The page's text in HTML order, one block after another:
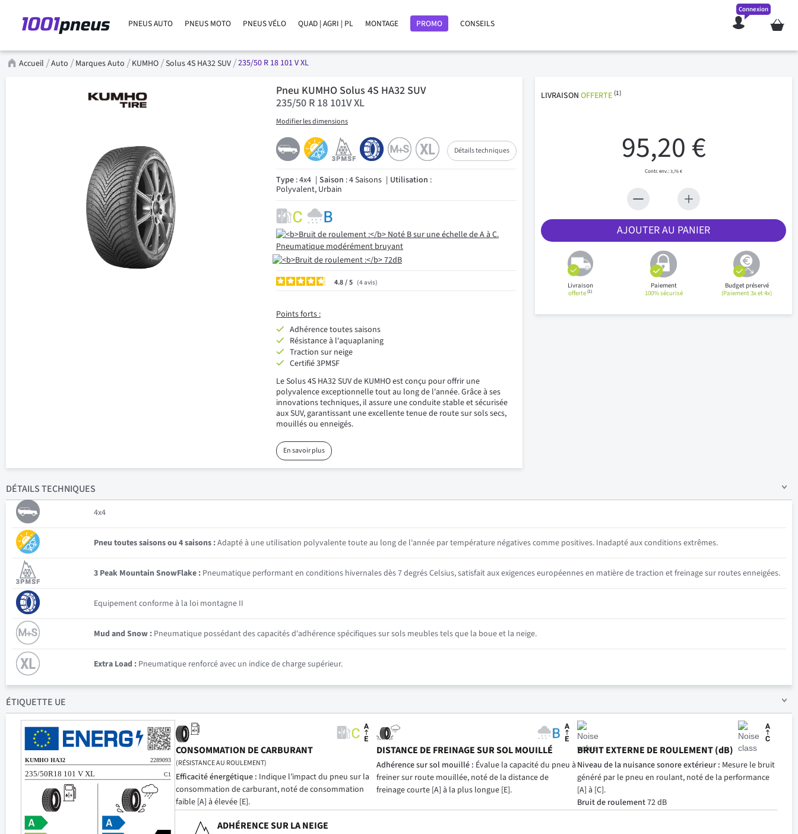
PNEUS AUTO PNEUS MOTO PNEUS VÉLO QUAD | AGRI | PL MONTAGE PROMO CONSEILS Mon
Connexion
Accueil Auto Marques Auto KUMHO Solus 4S HA32 SUV 235/50 R 18 101 V XL
Pneu KUMHO Solus 4S HA32 SUV
235/50 R 18 101V XL
Modifier les dimensions
Détails techniques
Type: 4x4 Saison : 4 Saisons Utilisation :
Polyvalent, Urbain
4.8/ 4avis
Points forts :
Adhérence toutes saisons
Résistance à l'aquaplaning
Traction sur neige
Certifié 3PMSF
Le Solus 4S HA32 SUV de KUMHO est conçu pour offrir une
polyvalence exceptionnelle tout au long de l'année. Grâce à ses
innovations techniques, il assure une conduite stable et sécurisée
aux SUV, garantissant une excellente tenue de route sur sols secs,
mouillés ou enneigés.
En savoir plus
LIVRAISONOFFERTE (1)
95,20 €
3,76 €
AJOUTER AU PANIER
Livraison
offerte(1)
Paiement
100% sécurisé
Budget préservé
(Paiement 3x et 4x)
DÉTAILSTECHNIQUES
4x4
Pneu toutes saisons ou 4 saisons :Adapté à une utilisation polyvalente toute au long de l'année par température négatives comme positives. Inadapté aux conditions extrêmes.
3 Peak Mountain SnowFlake : Pneumatique performant en conditions hivernales dès 7 degrés Celsius, satisfait aux exigences européennes en matière de traction et freinage sur routes enneigées.
Equipement conforme à la loi montagne II
Mud and Snow : Pneumatique possédant des capacités d'adhérence spécifiques sur sols meubles tels que la boue et la neige.
Extra Load : Pneumatique renforcé avec un indice de charge supérieur.
ÉTIQUETTE UE
CONSOMMATION DE CARBURANT
(RÉSISTANCE AU ROULEMENT)
Efficacité énergétique : Indique l’impact du pneu sur la
consommation de carburant, noté de consommation
faible [A] à élevée [E].
DISTANCE DE FREINAGE SUR SOL MOUILLÉ
Adhérence sur sol mouillé : Évalue la capacité du pneu à
freiner sur route mouillée, noté de la distance de
freinage courte [A] à la plus longue [E].
BRUIT EXTERNE DE ROULEMENT (dB)
Niveau de la nuisance sonore extérieur : Mesure le bruit
généré par le pneu en roulant, noté de la performance
[A] à [C].
Bruit de roulement72 dB
ADHÉRENCE SUR LA NEIGE